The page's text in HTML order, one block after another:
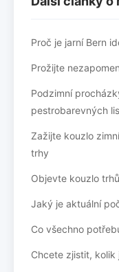
Proč je jarní Bern
Prožijte
Podzimní
pestrobarevných
Zažijte kouzlo
trhy
Objevte kouzlo
Jaký je aktuální
Co všechno
Chcete zjistit, kolik